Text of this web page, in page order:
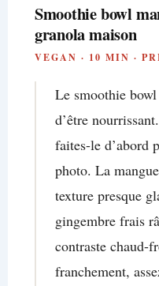
Smoothie bowl
granola maison
VEGAN · 10 MIN ·
Le smoothie
d’être
faites-le d’abord
photo. La
texture presque
gingembre frais
contraste chaud-
franchement,